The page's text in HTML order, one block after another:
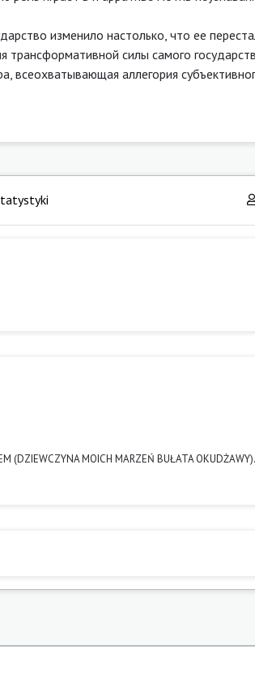
изменило настолько, что ее
трансформативной силы самого
всеохватывающая аллегория
(DZIEWCZYNA MOICH MARZEŃ BUŁATA OKUDŻAWY).